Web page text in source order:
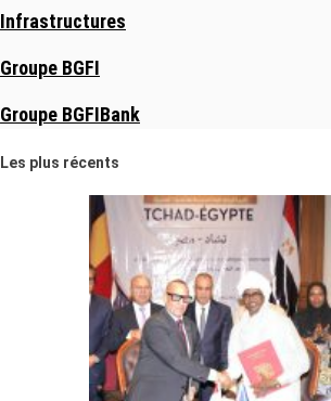
Infrastructures
Groupe BGFI
Groupe BGFIBank
Les plus récents